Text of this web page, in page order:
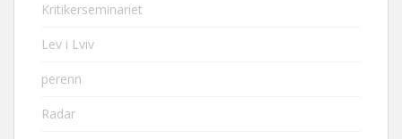
Kritikerseminariet
Lev i Lviv
perenn
Radar